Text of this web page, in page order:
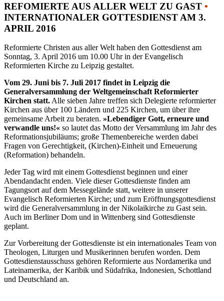
REFOMIERTE AUS ALLER WELT ZU GAST •
INTERNATIONALER GOTTESDIENST AM 3.
APRIL 2016
Reformierte Christen aus aller Welt haben den Gottesdienst am
Sonntag, 3. April 2016 um 10.00 Uhr in der Evangelisch
Reformierten Kirche zu Leipzig gestaltet.
Vom 29. Juni bis 7. Juli 2017 findet in Leipzig die
Generalversammlung der Weltgemeinschaft Reformierter
Kirchen statt.Alle sieben Jahre treffen sich Delegierte reformierter
Kirchen aus über 100 Ländern und 225 Kirchen, um über ihre
gemeinsame Arbeit zu beraten. »Lebendiger Gott, erneure und
verwandle uns!« so lautet das Motto der Versammlung im Jahr des
Reformationsjubiläums; große Themenbereiche werden dabei
Fragen von Gerechtigkeit, (Kirchen)-Einheit und Erneuerung
(Reformation) behandeln.
Jeder Tag wird mit einem Gottesdienst beginnen und einer
Abendandacht enden. Viele dieser Gottesdienste finden am
Tagungsort auf dem Messegelände statt, weitere in unserer
Evangelisch Reformierten Kirche; und zum Eröffnungsgottesdienst
wird die Generalversammlung in der Nikolaikirche zu Gast sein.
Auch im Berliner Dom und in Wittenberg sind Gottesdienste
geplant.
Zur Vorbereitung der Gottesdienste ist ein internationales Team von
Theologen, Liturgen und Musikerinnen berufen worden. Dem
Gottesdienstausschuss gehören Reformierte aus Nordamerika und
Lateinamerika, der Karibik und Südafrika, Indonesien, Schottland
und Deutschland an.